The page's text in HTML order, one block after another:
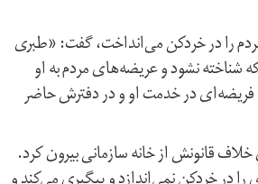
را در خردکن می‌انداخت، گفت: «طبری
شناخته نشود و عریضه‌های مردم به او
و فریضه‌ای در خدمت او و در دفترش حاضر
قانونش از خانه سازمانی بیرون کرد.